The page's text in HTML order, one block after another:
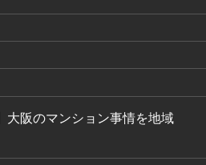
大阪のマンション事情を地域